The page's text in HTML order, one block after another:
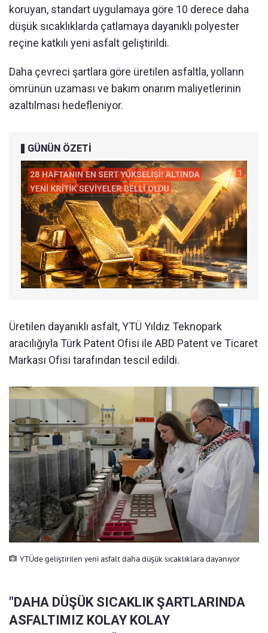
koruyan, standart uygulamaya göre 10 derece daha
düşük sıcaklıklarda çatlamaya dayanıklı polyester
reçine katkılı yeni asfalt geliştirildi.
Daha çevreci şartlara göre üretilen asfaltla, yolların
ömrünün uzaması ve bakım onarım maliyetlerinin
azaltılması hedefleniyor.
GÜNÜN ÖZETİ
Üretilen dayanıklı asfalt, YTÜ Yıldız Teknopark
aracılığıyla Türk Patent Ofisi ile ABD Patent ve Ticaret
Markası Ofisi tarafından tescil edildi.
YTÜde geliştirilen yeni asfalt daha düşük sıcaklıklara dayanıyor
"DAHA DÜŞÜK SICAKLIK ŞARTLARINDA
ASFALTIMIZ KOLAY KOLAY